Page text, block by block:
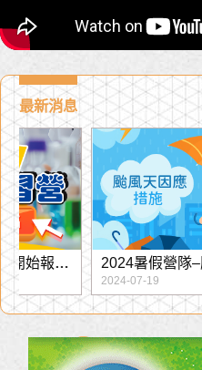
最新消息
2024暑假營隊–颱風因應措